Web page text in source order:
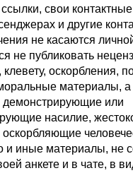
свои
и другие
не касаются
не публиковать
оскорбления,
материалы, а
или
насилие,
и иные материалы, не
анкете и в чате, в